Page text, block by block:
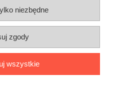
klienta
niezbędne
zgody
wszystkie